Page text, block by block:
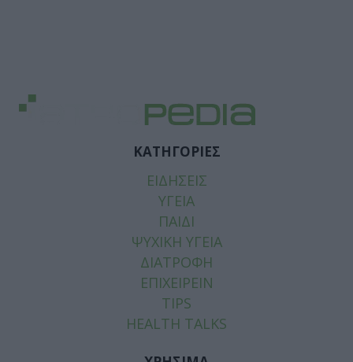
ΚΑΤΗΓΟΡΙΕΣ
ΕΙΔΗΣΕΙΣ
ΥΓΕΙΑ
ΠΑΙΔΙ
ΨΥΧΙΚΗ ΥΓΕΙΑ
ΔΙΑΤΡΟΦΗ
ΕΠΙΧΕΙΡΕΙΝ
TIPS
HEALTH TALKS